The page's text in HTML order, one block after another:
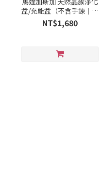
盆/充能盆（不含手鍊｜手
鍊為示意）
NT$1,680